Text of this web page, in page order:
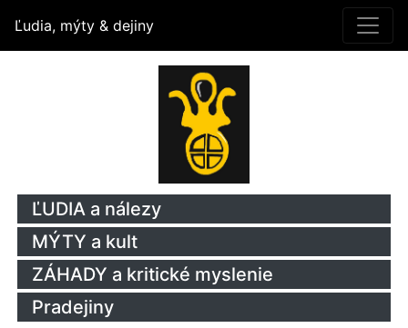
Ľudia, mýty & dejiny
ĽUDIA a nálezy
MÝTY a kult
ZÁHADY a kritické myslenie
Pradejiny